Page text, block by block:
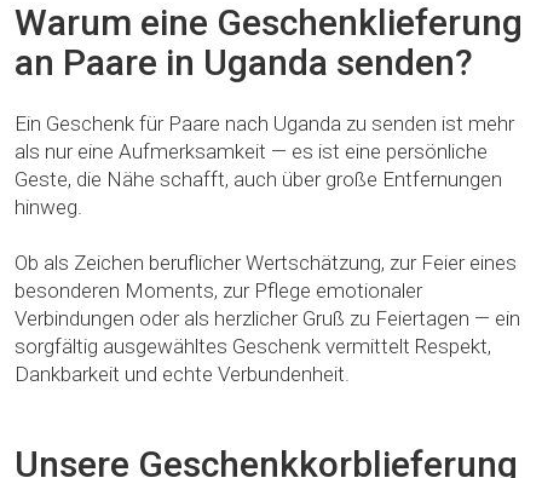
Warum eine Geschenklieferung
an Paare in Uganda senden?
Ein Geschenk für Paare nach Uganda zu senden ist mehr
als nur eine Aufmerksamkeit — es ist eine persönliche
Geste, die Nähe schafft, auch über große Entfernungen
hinweg.
Ob als Zeichen beruflicher Wertschätzung, zur Feier eines
besonderen Moments, zur Pflege emotionaler
Verbindungen oder als herzlicher Gruß zu Feiertagen — ein
sorgfältig ausgewähltes Geschenk vermittelt Respekt,
Dankbarkeit und echte Verbundenheit.
Unsere Geschenkkorblieferung